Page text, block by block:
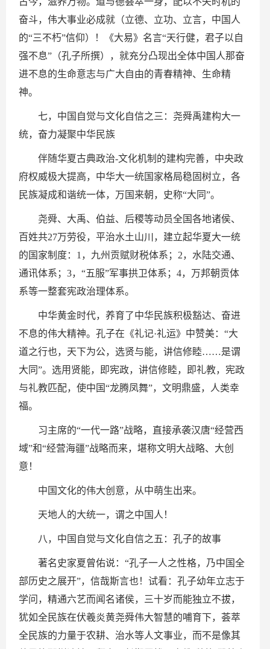
奋斗，伟大事业必成就（立德、立功、立言，中国人
的“三不朽”信仰）！《大易》名言“天行健，君子以自
强不息”（孔子所撰），就充分凸现出全体中国人那奋
进不息的生命意志与广大自由的青春精神、生命精
神。
七，中国自觉与文化自信之三：尧舜禹建构大一
统，奋力凝聚中华民族
伴随华夏古典政治-文化机制的建构完善，中央政
府权威极大提高，中华大一统国家格局稳固树立，各
民族凝成和谐统一体，万国来朝，史称“大同”。
尧舜、大禹、伯益、后稷等动员全国各地诸侯、
百姓共27万劳役，平治水土山川，建立起华夏大一统
的国家制度：1，九州贡赋财税体系；2，水陆交通、
通讯体系；3，“五服”军事拱卫体系；4，万邦朝贡体
系等一整套宪政治理体系。
中华黄金时代，养育了中华民族积极豁达、奋进
不息的伟大精神。孔子在《礼记·礼运》中赞美：“大
道之行也，天下为公，选贤与能，讲信修睦……是谓
大同”。选用贤能，即宪政，讲信修睦，即礼教，宪政
与礼教匹配，使中国“龙腾凤舞”，文明鼎盛，人类幸
福。
习主席的“一代一路”战略，直接承袭汉唐“经营西
域”和“经营海疆”战略而来，堪称文明大战略、大创
意！
中国文化的伟大创意，从中萌生出来。
天地人的大统一，谓之中国人！
八，中国自觉与文化自信之五：孔子的故事
著名史家夏曾佑说：“孔子一人之性格，乃中国全
部历史之展开”，信哉斯言也！试看：孔子幼年立志于
学问，精通六艺而闻名诸侯，三十岁而能独立不拔，
犹如全民族在伏羲炎黄尧舜伟大智慧的哺育下，荟萃
全民族的力量于农耕、治水等人文事业，而不是像其